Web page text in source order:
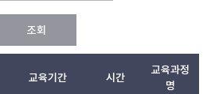
조회
교육기간 시간
교육과정
명